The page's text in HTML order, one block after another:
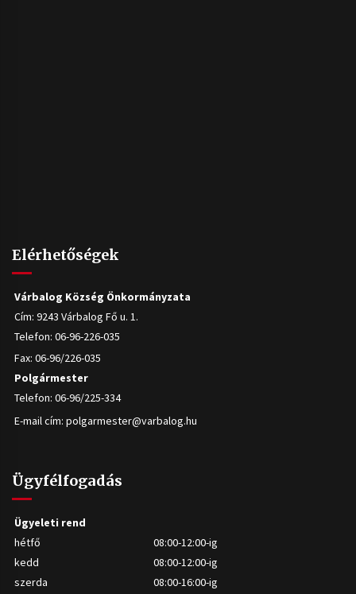
Elérhetőségek
Várbalog Község Önkormányzata
Cím: 9243 Várbalog Fő u. 1.
Telefon: 06-96-226-035
Fax: 06-96/226-035
Polgármester
Telefon: 06-96/225-334
E-mail cím: polgarmester@varbalog.hu
Ügyfélfogadás
Ügyeleti rend
hétfő
08:00-12:00-ig
kedd
08:00-12:00-ig
szerda
08:00-16:00-ig